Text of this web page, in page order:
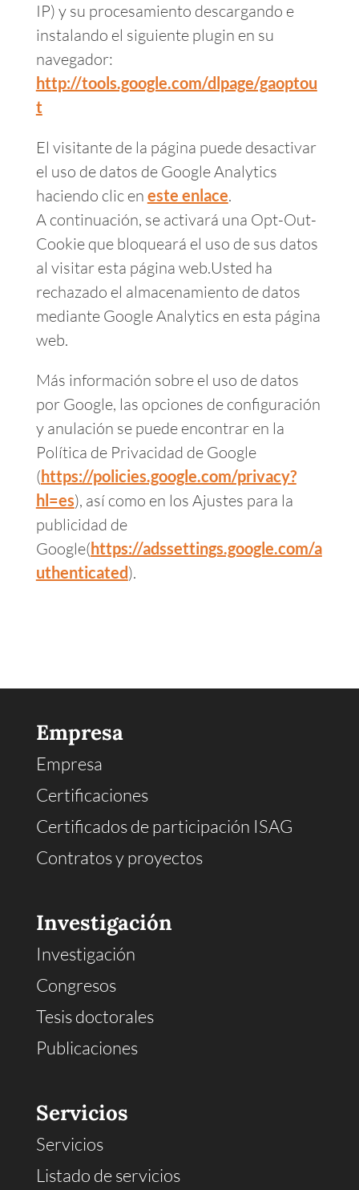
IP) y su procesamiento descargando e
instalando el siguiente plugin en su
navegador:
http://tools.google.com/dlpage/gaoptou
t
El visitante de la página puede desactivar
el uso de datos de Google Analytics
haciendo clic en este enlace.
A continuación, se activará una Opt-Out-
Cookie que bloqueará el uso de sus datos
al visitar esta página web.Usted ha
rechazado el almacenamiento de datos
mediante Google Analytics en esta página
web.
Más información sobre el uso de datos
por Google, las opciones de configuración
y anulación se puede encontrar en la
Política de Privacidad de Google
(https://policies.google.com/privacy?
hl=es), así como en los Ajustes para la
publicidad de
Google(https://adssettings.google.com/a
uthenticated).
Empresa
Empresa
Certificaciones
Certificados de participación ISAG
Contratos y proyectos
Investigación
Investigación
Congresos
Tesis doctorales
Publicaciones
Servicios
Servicios
Listado de servicios